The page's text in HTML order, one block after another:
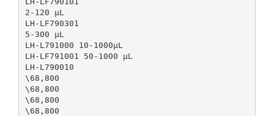
2-120 µL
LH-LF790301
5-300 µL
LH-L791000 10-1000μL
LH-LF791001 50-1000 µL
LH-L790010
\68,800
\68,800
\68,800
\68,800